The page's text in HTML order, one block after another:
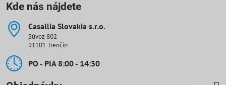
Kde nás nájdete
Casallia Slovakia s​.r​.o​.
Súvoz 802
91101 Trenčín
PO - PIA 8:00 - 14:30